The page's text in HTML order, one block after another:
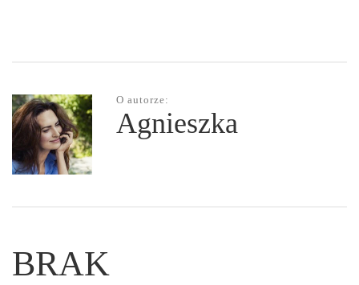
O autorze:
Agnieszka
BRAK